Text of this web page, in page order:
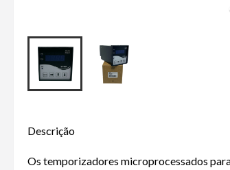
Descrição
Os temporizadores microprocessados